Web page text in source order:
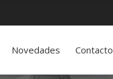
Novedades Contacto